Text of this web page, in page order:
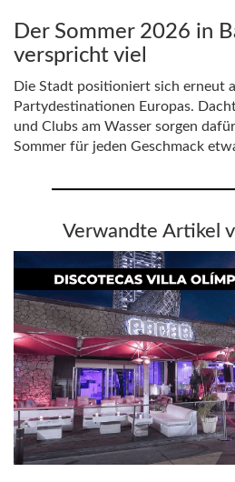
Der Sommer 2026 in
verspricht viel
Die Stadt positioniert sich erneut
Partydestinationen Europas.
und Clubs am Wasser sorgen
Sommer für jeden Geschmack
Verwandte Artikel